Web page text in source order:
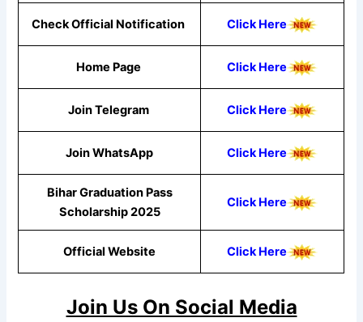
Check Official Notification Click Here
Home Page Click Here
Join Telegram Click Here
Join WhatsApp Click Here
Bihar Graduation Pass
Scholarship 2025
Click Here
Official Website Click Here
Join Us On Social Media